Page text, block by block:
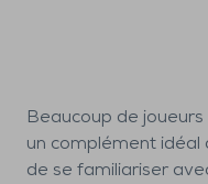
Beaucoup de
un complément idéal
de se familiariser